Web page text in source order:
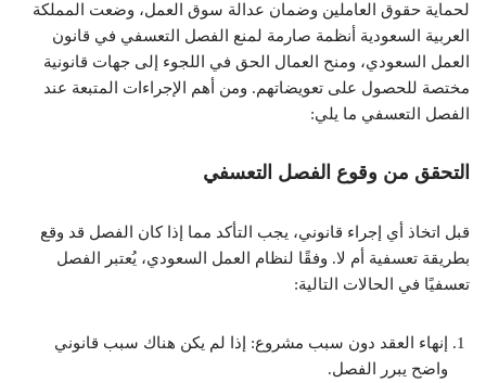
لحماية حقوق العاملين وضمان عدالة سوق العمل، وضعت المملكة
العربية السعودية أنظمة صارمة لمنع الفصل التعسفي في قانون
العمل السعودي، ومنح العمال الحق في اللجوء إلى جهات قانونية
مختصة للحصول على تعويضاتهم. ومن أهم الإجراءات المتبعة عند
الفصل التعسفي ما يلي:
التحقق من وقوع الفصل التعسفي
قبل اتخاذ أي إجراء قانوني، يجب التأكد مما إذا كان الفصل قد وقع
بطريقة تعسفية أم لا. وفقًا لنظام العمل السعودي، يُعتبر الفصل
تعسفيًا في الحالات التالية:
إنهاء العقد دون سبب مشروع: إذا لم يكن هناك سبب قانوني
واضح يبرر الفصل.